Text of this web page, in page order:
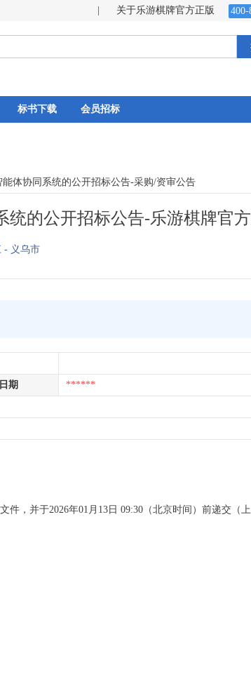
关于乐游棋牌官方正版 400-
标书下载 会员招标
体协同系统的公开招标公告-采购/资审公告
统的公开招标公告-乐游棋牌官
- 义乌市
期 ******
，并于2026年01月13日 09:30（北京时间）前递交（上